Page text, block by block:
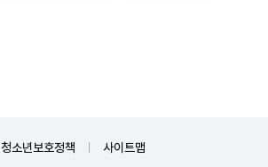
청소년보호정책 사이트맵